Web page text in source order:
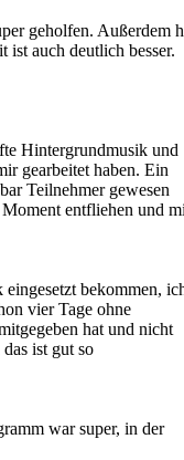
geholfen. Außerdem
auch deutlich besser.
Hintergrundmusik und
gearbeitet haben. Ein
Teilnehmer gewesen
entfliehen und
bekommen,
vier Tage ohne
hat und nicht
ist gut so
war super, in der